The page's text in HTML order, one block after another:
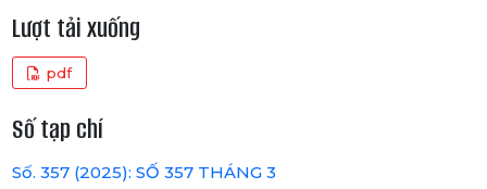
Lượt tải xuống
pdf
Số tạp chí
Số. 357 (2025): SỐ 357 THÁNG 3